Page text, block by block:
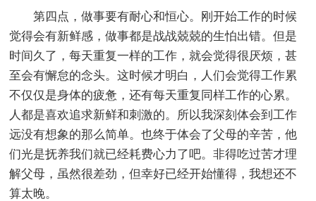
第四点，做事要有耐心和恒心。刚开始工作的时候
觉得会有新鲜感，做事都是战战兢兢的生怕出错。但是
时间久了，每天重复一样的工作，就会觉得很厌烦，甚
至会有懈怠的念头。这时候才明白，人们会觉得工作累
不仅仅是身体的疲惫，还有每天重复同样工作的心累。
人都是喜欢追求新鲜和刺激的。所以我深刻体会到工作
远没有想象的那么简单。也终于体会了父母的辛苦，他
们光是抚养我们就已经耗费心力了吧。非得吃过苦才理
解父母，虽然很差劲，但幸好已经开始懂得，我想还不
算太晚。